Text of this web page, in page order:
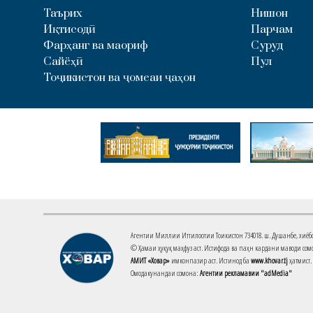
Таърих
Иқтисодӣ
Фарҳанг ва маориф
Сайёҳӣ
Тоҷикистон ва ҷомеаи ҷаҳон
Нишон
Парчам
Суруд
Пул
Агентии Миллии Иттилоотии Тоҷикистон 734018. ш. Душанбе,
© Ҳамаи ҳуқуқ маҳфуз аст. Истифода ва паҳн кардани маводи
АМИТ «Ховар» имконпазир аст. Истинод ба www.khovar.tj
Омодакунандаи сомона: Агентии рекламавии "adMedia"